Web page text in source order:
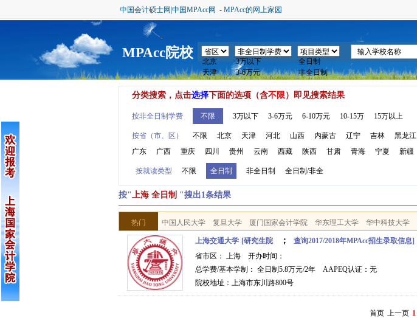
中国会计硕士网|中国MPAcc网 - MPAcc的网上家园
MPAcc院校
分类搜索，点击选择下面的选项（含不限）即见搜索结果
按非全日制学费 不限 3万以下 3-6万元 6-10万元 10-15万 15万以上
按省（市、区） 不限 北京 天津 河北 山西 内蒙古 辽宁 吉林 黑龙江
广东
广西 重庆 四川 贵州 云南 西藏 陕西 甘肃 青海 宁夏 新疆
按就读类型 不限 全日制 非全日制 全日制/非全
按"上海 全日制 "搜出1条结果
热门 中国人民大学 复旦大学 厦门国家会计学院 华东理工大学 华中科技大学
上海交通大学 [研究生院 ； 查询2017/2018年MPAcc招生录取信息]
省市区： 上海 开办时间：
总学费/基本学制： 全日制5.8万元/2年 AAPEQ认证：无
院校地址：上海市东川路800号
首页 上一页 1